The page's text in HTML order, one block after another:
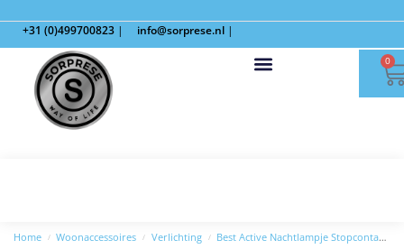
+31 (0)499700823 | info@sorprese.nl |
0
Home / Woonaccessoires / Verlichting / Best Active Nachtlampje Stopcontact met Bewegingssensor – 2 stuks – Dag- en Nachtsensor – Wit